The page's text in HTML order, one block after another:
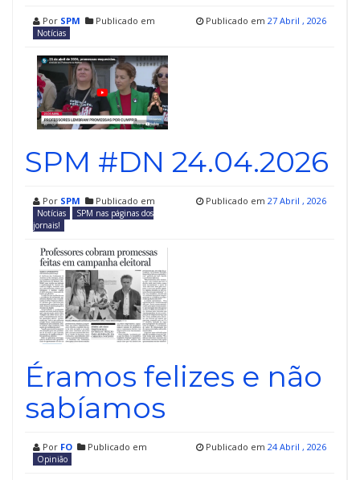
Por SPM Publicado em
Notícias
Publicado em 27 Abril , 2026
SPM #DN 24.04.2026
Por SPM Publicado em
Notícias
SPM nas páginas dos
jornais!
Publicado em 27 Abril , 2026
Éramos felizes e não
sabíamos
Por FO Publicado em
Opinião
Publicado em 24 Abril , 2026